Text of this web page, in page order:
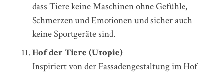
dass Tiere keine Maschinen ohne Gefühle,
Schmerzen und Emotionen und sicher auch
keine Sportgeräte sind.
Hof der Tiere (Utopie)
Inspiriert von der Fassadengestaltung im Hof